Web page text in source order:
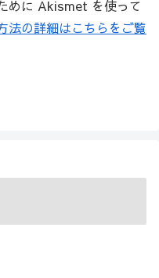
めに Akismet を使って
法の詳細はこちらをご覧